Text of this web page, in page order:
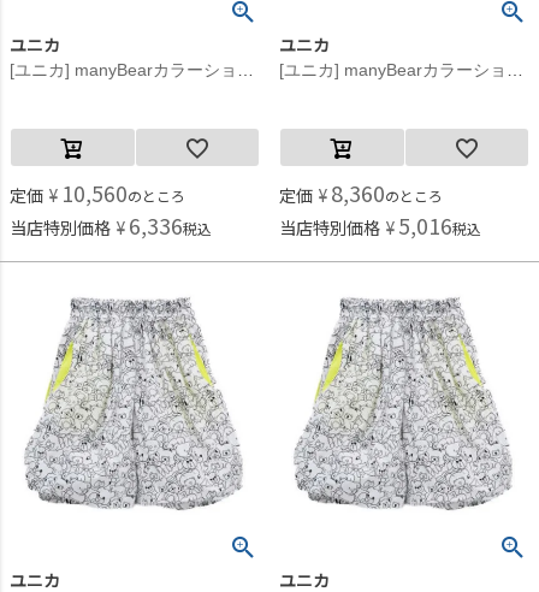
ユニカ
定価 ¥ 10,560のところ
当店特別価格 ¥ 6,336税込
ユニカ
定価 ¥ 8,360のところ
当店特別価格 ¥ 5,016税込
ユニカ ユニカ